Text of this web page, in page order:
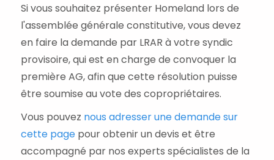
Si vous souhaitez présenter Homeland lors de
l'assemblée générale constitutive, vous devez
en faire la demande par LRAR à votre syndic
provisoire, qui est en charge de convoquer la
première AG, afin que cette résolution puisse
être soumise au vote des copropriétaires.
Vous pouvez nous adresser une demande sur
cette pagepour obtenir un devis et être
accompagné par nos experts spécialistes de la